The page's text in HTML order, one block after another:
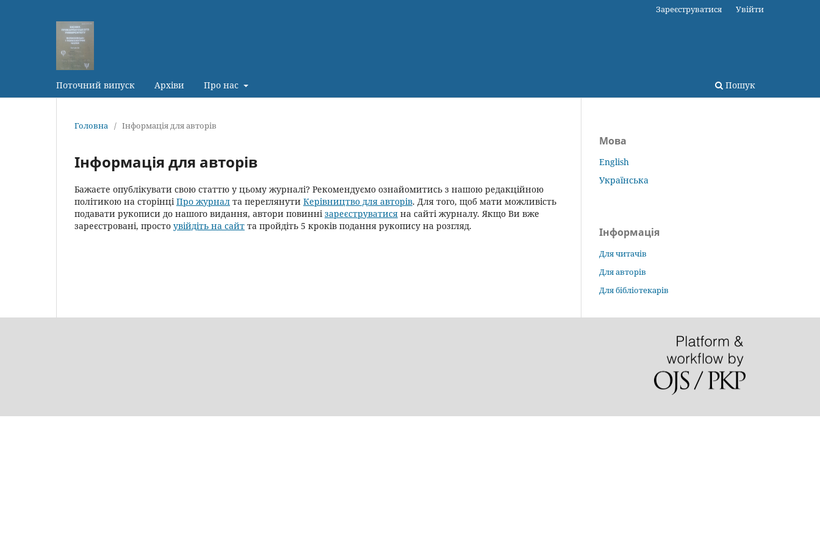
Поточний випуск Архіви Про нас Пошук
Зареєструватися Увійти
Головна / Інформація для авторів
Інформація для авторів
Бажаєте опублікувати свою статтю у цьому журналі? Рекомендуємо ознайомитись з нашою редакційною
політикою на сторінціПро журнал та переглянути Керівництво для авторів. Для того, щоб мати можливість
подавати рукописи до нашого видання, автори повиннізареєструватися на сайті журналу. Якщо Ви вже
зареєстровані, просто увійдіть на сайт та пройдіть 5 кроків подання рукопису на розгляд.
Мова
English
Українська
Інформація
Для читачів
Для авторів
Для бібліотекарів